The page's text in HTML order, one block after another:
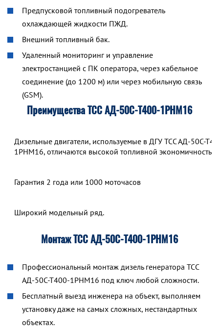
Предпусковой топливный подогреватель
охлаждающей жидкости ПЖД.
Внешний топливный бак.
Удаленный мониторинг и управление
электростанцией с ПК оператора, через кабельное
соединение (до 1200 м) или через мобильную связь
(GSM).
Преимущества ТСС АД-50С-Т400-1РНМ16
Дизельные двигатели, используемые в ДГУ ТСС АД-50С-
1РНМ16, отличаются высокой топливной экономичностью.
Гарантия 2 года или 1000 моточасов
Широкий модельный ряд.
Монтаж ТСС АД-50С-Т400-1РНМ16
Профессиональный монтаж дизель генератора ТСС
АД-50С-Т400-1РНМ16 под ключ любой сложности.
Бесплатный выезд инженера на объект, выполняем
установку даже на самых сложных, нестандартных
объектах.